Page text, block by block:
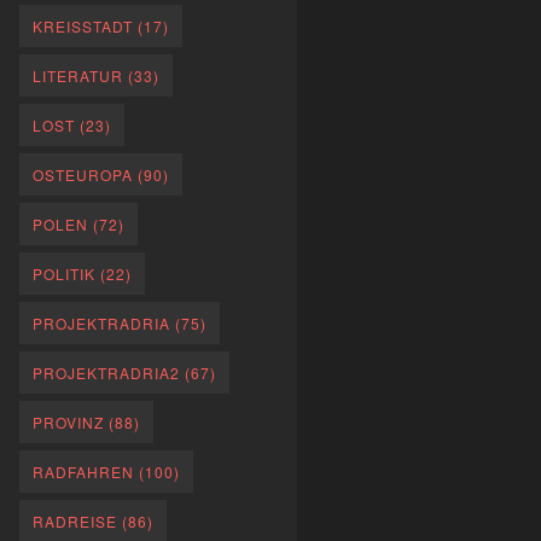
KREISSTADT (17)
LITERATUR (33)
LOST (23)
OSTEUROPA (90)
POLEN (72)
POLITIK (22)
PROJEKTRADRIA (75)
PROJEKTRADRIA2 (67)
PROVINZ (88)
RADFAHREN (100)
RADREISE (86)